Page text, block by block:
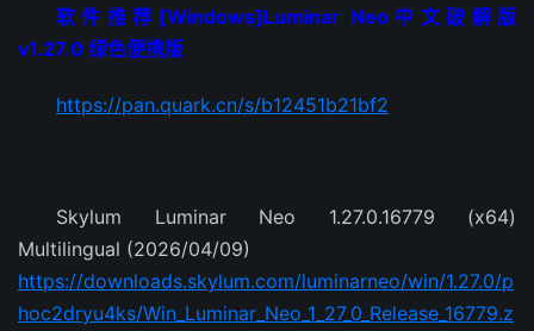
软件推荐[Windows]Luminar Neo中文破解版
v1.27.0 绿色便携版
https://pan.quark.cn/s/b12451b21bf2
Skylum Luminar Neo 1.27.0.16779 (x64)
Multilingual (2026/04/09)
https://downloads.skylum.com/luminarneo/win/1.27.0/p
hoc2dryu4ks/Win_Luminar_Neo_1_27_0_Release_16779.z